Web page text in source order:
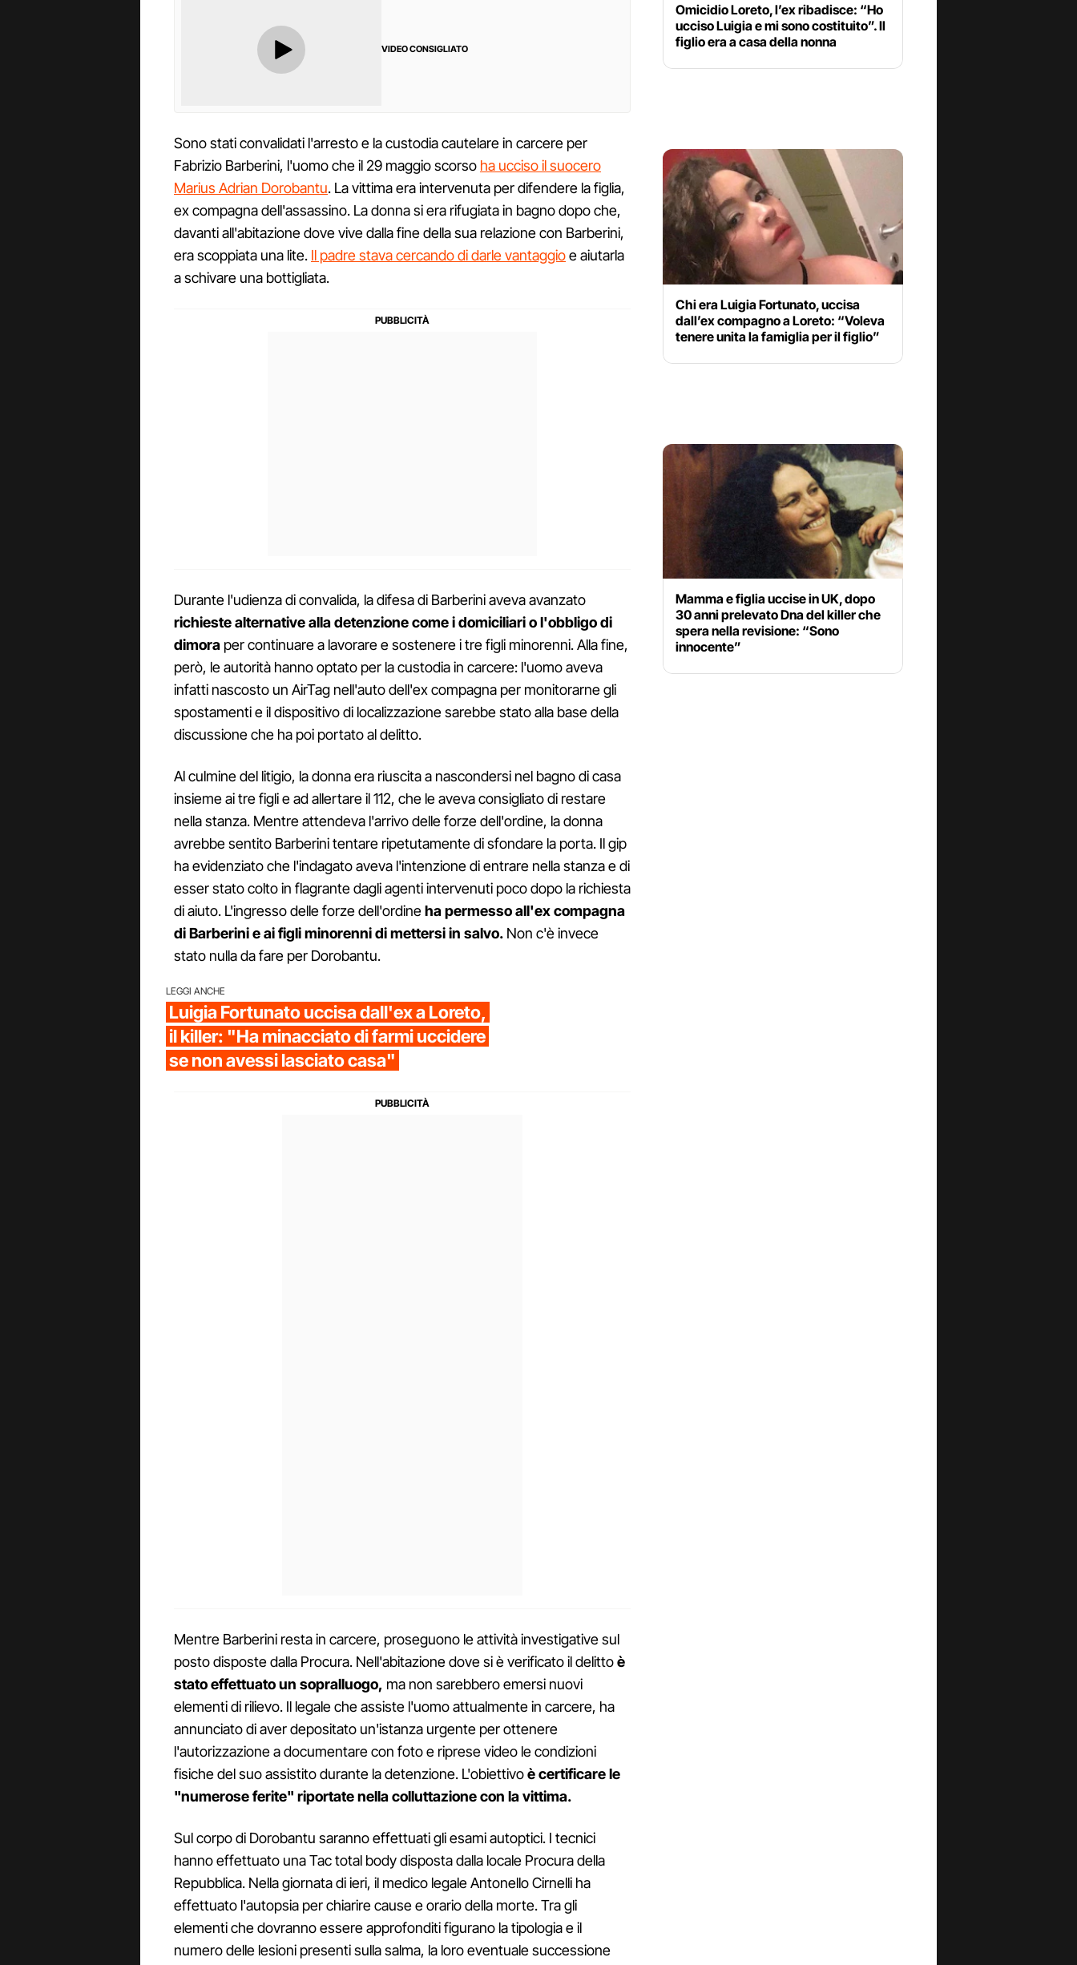
VIDEO CONSIGLIATO
Sono stati convalidati l'arresto e la custodia cautelare in carcere per
Fabrizio Barberini, l'uomo che il 29 maggio scorso ha ucciso il suocero
Marius Adrian Dorobantu. La vittima era intervenuta per difendere la figlia,
ex compagna dell'assassino. La donna si era rifugiata in bagno dopo che,
davanti all'abitazione dove vive dalla fine della sua relazione con Barberini,
era scoppiata una lite. Il padre stava cercando di darle vantaggioe aiutarla
a schivare una bottigliata.
Durante l'udienza di convalida, la difesa di Barberini aveva avanzato
richieste alternative alla detenzione come i domiciliari o l'obbligo di
dimora per continuare a lavorare e sostenere i tre figli minorenni. Alla fine,
però, le autorità hanno optato per la custodia in carcere: l'uomo aveva
infatti nascosto un AirTag nell'auto dell'ex compagna per monitorarne gli
spostamenti e il dispositivo di localizzazione sarebbe stato alla base della
discussione che ha poi portato al delitto.
Al culmine del litigio, la donna era riuscita a nascondersi nel bagno di casa
insieme ai tre figli e ad allertare il 112, che le aveva consigliato di restare
nella stanza. Mentre attendeva l'arrivo delle forze dell'ordine, la donna
avrebbe sentito Barberini tentare ripetutamente di sfondare la porta. Il gip
ha evidenziato che l'indagato aveva l'intenzione di entrare nella stanza e di
esser stato colto in flagrante dagli agenti intervenuti poco dopo la richiesta
di aiuto. L'ingresso delle forze dell'ordineha permesso all'ex compagna
di Barberini e ai figli minorenni di mettersi in salvo. Non c'è invece
stato nulla da fare per Dorobantu.
LEGGI ANCHE
Luigia Fortunato uccisa dall'ex a Loreto,
il killer: "Ha minacciato di farmi uccidere
se non avessi lasciato casa"
Mentre Barberini resta in carcere, proseguono le attività investigative sul
posto disposte dalla Procura. Nell'abitazione dove si è verificato il delittoè
stato effettuato un sopralluogo, ma non sarebbero emersi nuovi
elementi di rilievo. Il legale che assiste l'uomo attualmente in carcere, ha
annunciato di aver depositato un'istanza urgente per ottenere
l'autorizzazione a documentare con foto e riprese video le condizioni
fisiche del suo assistito durante la detenzione. L'obiettivoè certificare le
"numerose ferite" riportate nella colluttazione con la vittima.
Sul corpo di Dorobantu saranno effettuati gli esami autoptici. I tecnici
hanno effettuato una Tac total body disposta dalla locale Procura della
Repubblica. Nella giornata di ieri, il medico legale Antonello Cirnelli ha
effettuato l'autopsia per chiarire cause e orario della morte. Tra gli
elementi che dovranno essere approfonditi figurano la tipologia e il
numero delle lesioni presenti sulla salma, la loro eventuale successione
Omicidio Loreto, l’ex ribadisce: “Ho
ucciso Luigia e mi sono costituito”. Il
figlio era a casa della nonna
Chi era Luigia Fortunato, uccisa
dall’ex compagno a Loreto: “Voleva
tenere unita la famiglia per il figlio”
Mamma e figlia uccise in UK, dopo
30 anni prelevato Dna del killer che
spera nella revisione: “Sono
innocente”